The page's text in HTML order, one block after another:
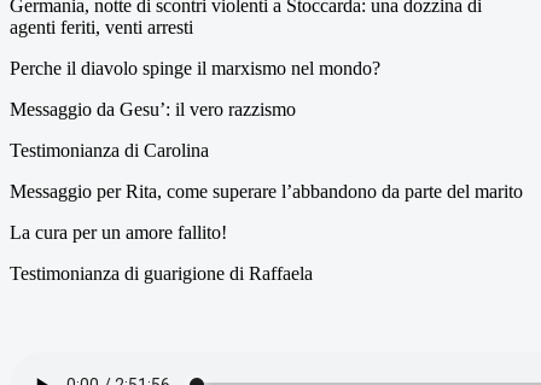
Germania, notte di scontri violenti a Stoccarda: una dozzina di
agenti feriti, venti arresti
Perche il diavolo spinge il marxismo nel mondo?
Messaggio da Gesu’: il vero razzismo
Testimonianza di Carolina
Messaggio per Rita, come superare l’abbandono da parte del marito
La cura per un amore fallito!
Testimonianza di guarigione di Raffaela